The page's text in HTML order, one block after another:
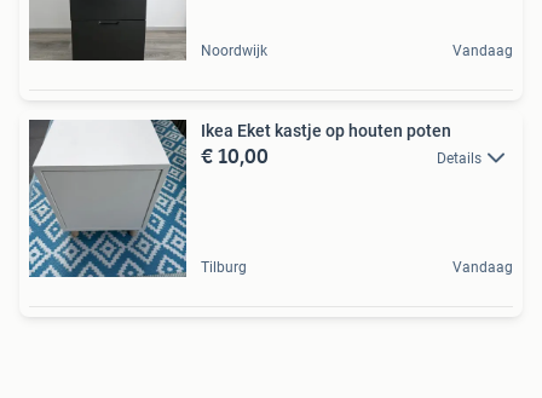
Noordwijk Vandaag
Ikea Eket kastje op houten poten
€ 10,00 Details
Tilburg Vandaag